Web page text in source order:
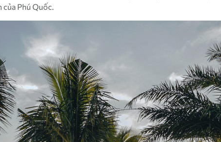
của Phú Quốc.